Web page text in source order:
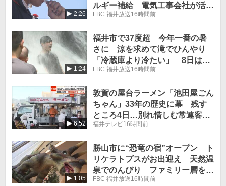
2:26
ルギー補給 電気工事会社が活
用 熊本の被災地にも
FBC 福井放送16時間前
1:24
福井市で37度超 今年一番の暑
さに 涼を求めて滝でひんやり
「冷蔵庫より冷たい」 8日は雨
や雷雨に
FBC 福井放送16時間前
6:52
敦賀の屋台ラーメン「池田屋ごん
ちゃん」33年の歴史に幕 残す
ところ4日…別れ惜しむ常連客で
連日行列 醤油ベースの「Ｗスー
福井テレビ16時間前
1:05
勝山市に“恐竜の宿”オープン ト
リケラトプスがお出迎え 天然温
泉でのんびり ファミリー層をタ
ーゲットに
FBC 福井放送16時間前